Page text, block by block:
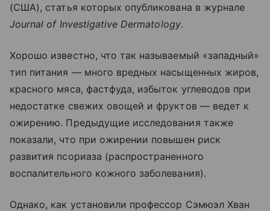
(США), статья которых опубликована в журнале
Journal of Investigative Dermatology.
Хорошо известно, что так называемый «западный»
тип питания — много вредных насыщенных жиров,
красного мяса, фастфуда, избыток углеводов при
недостатке свежих овощей и фруктов — ведет к
ожирению. Предыдущие исследования также
показали, что при ожирении повышен риск
развития псориаза (распространенного
воспалительного кожного заболевания).
Однако, как установили профессор Сэмюэл Хван